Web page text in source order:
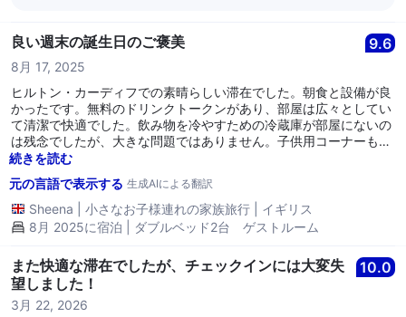
improvement. We hope to have the opportunity to welcome
time. Thank you again. Kind Regards Hilton Cardiff Team
良い週末の誕生日のご褒美 9.6
8月 17, 2025
ヒルトン・カーディフでの素晴らしい滞在でした。朝食と設備が良
かったです。無料のドリンクトークンがあり、部屋は広々としてい
て清潔で快適でした。飲み物を冷やすための冷蔵庫が部屋にないの
は残念でしたが、大きな問題ではありません。子供用コーナーも素
晴らしく、スタッフも素晴らしかったです。到着時と出発時に私た
ちを気にかけてくれたアスミタさんに感謝します。カーディフは忙
しい週末で、チームの素晴らしい組織力が感じられました。
続きを読む
元の言語で表示する 生成AIによる翻訳
Sheena 小さなお子様連れの家族旅行
イギリス
8月 2025に宿泊 | ダブルベッド2台 ゲストルーム
また快適な滞在でしたが、チェックインには大変失
望しました！
10.0
3月 22, 2026